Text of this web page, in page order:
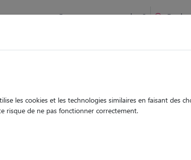
Comment ça marche ?
les cookies et les technologies similaires en faisant des
risque de ne pas fonctionner correctement.